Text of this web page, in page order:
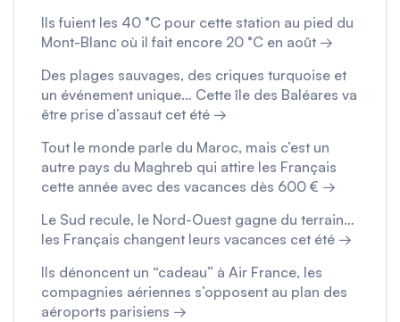
Ils fuient les 40 °C pour cette station au pied du
Mont-Blanc où il fait encore 20 °C en août →
Des plages sauvages, des criques turquoise et
un événement unique… Cette île des Baléares va
être prise d’assaut cet été →
Tout le monde parle du Maroc, mais c’est un
autre pays du Maghreb qui attire les Français
cette année avec des vacances dès 600 € →
Le Sud recule, le Nord-Ouest gagne du terrain…
les Français changent leurs vacances cet été →
Ils dénoncent un “cadeau” à Air France, les
compagnies aériennes s’opposent au plan des
aéroports parisiens →